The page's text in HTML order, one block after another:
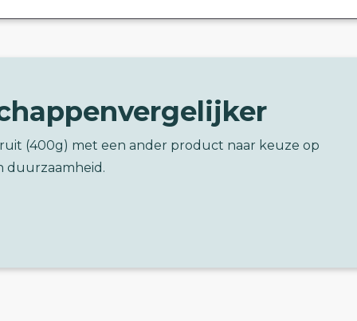
(400g) met een ander product naar keuze op
duurzaamheid.